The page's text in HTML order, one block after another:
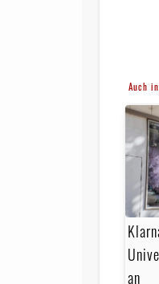
Auch
an